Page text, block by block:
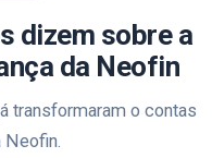
dizem sobre a
da Neofin
transformaram o contas
Neofin.